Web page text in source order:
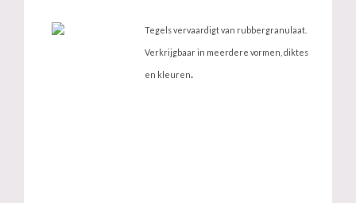
Tegels vervaardigt van rubbergranulaat.
Verkrijgbaar in meerdere vormen, diktes
en kleuren.